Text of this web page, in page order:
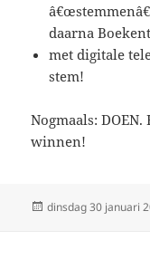
daarna
met digitale
stem!
Nogmaals:
winnen!
Geplaatst
dinsdag 30 januari